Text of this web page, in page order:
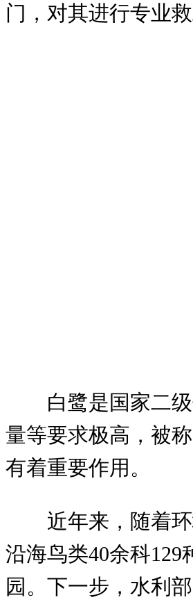
门，对其进行专业
白鹭是国家二
量等要求极高，被
有着重要作用。
近年来，随着
沿海鸟类40余科
园。下一步，水利